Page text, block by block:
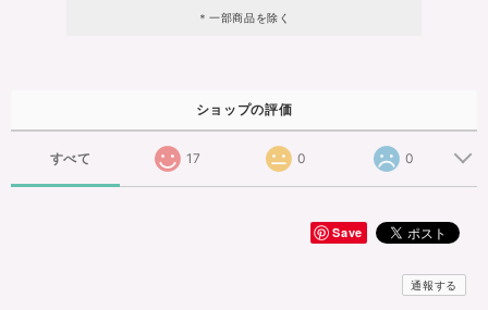
＊一部商品を除く
ショップの評価
すべて 17 0 0
Save
通報する